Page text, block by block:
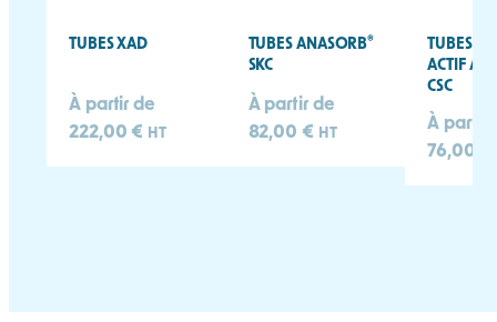
TUBES XAD
À partir de
222,00 € HT
TUBES ANASORB®
SKC
À partir de
82,00 € HT
TUBES
ACTIF
CSC
À partir
76,00